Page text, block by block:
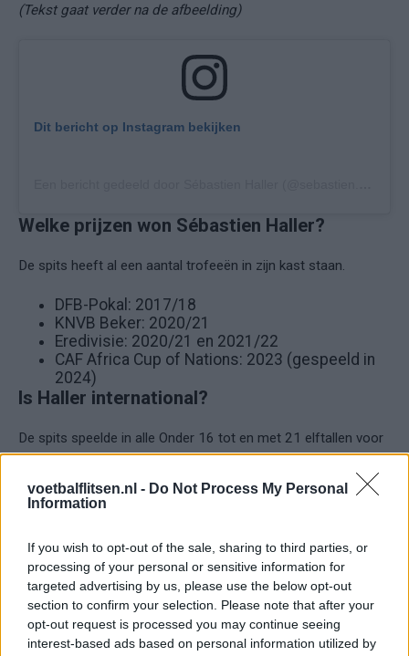
voetbalflitsen.nl - Do Not Process My Personal
Information
If you wish to opt-out of the sale, sharing to third parties, or
processing of your personal or sensitive information for
targeted advertising by us, please use the below opt-out
section to confirm your selection. Please note that after your
opt-out request is processed you may continue seeing
interest-based ads based on personal information utilized by
(Tekst gaat verder na de afbeelding)
Dit bericht op Instagram bekijken
Welke prijzen won Sébastien Haller?
De spits heeft al een aantal trofeeën in zijn kast staan.
DFB-Pokal: 2017/18
KNVB Beker: 2020/21
Eredivisie: 2020/21 en 2021/22
CAF Africa Cup of Nations: 2023 (gespeeld in
2024)
Is Haller international?
De spits speelde in alle Onder 16 tot en met 21 elftallen voor
Frankrijk, maar het kwam nooit tot een interland voor Les
Bleus. Hierdoor besloot hij in 2020 te gaan voetballen voor
het Ivoriaans nationaal elftal.
Wat is de marktwaarde van Sébastien
Haller?
Zijn huidige marktwaarde ligt op drie miljoen euro.
Welk rugnummer draagt Sébastien Haller?